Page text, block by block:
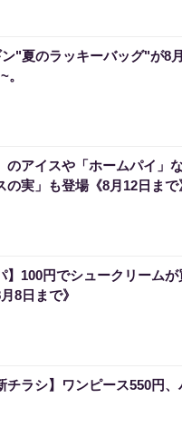
"夏のラッキーバッグ"が8
のアイスや「ホームパイ」
の実」も登場《8月12日まで
】100円でシュークリーム
8日まで》
チラシ】ワンピース550円